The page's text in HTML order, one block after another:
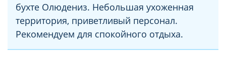
бухте Олюдениз. Небольшая ухоженная
территория, приветливый персонал.
Рекомендуем для спокойного отдыха.